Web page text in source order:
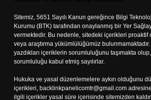
Sitemiz, 5651 Sayılı Kanun gereğince Bilgi
Kurumu (BTK) tarafından onaylanmış bir Yer
vermektedir. Bu nedenle, sitedeki içerikleri proaktif
veya araştırma yükümlülüğümüz
yazdıkları içeriklerin sorumluluğunu taşımakta
sorumluluğu kabul etmiş sayılırlar.
Hukuka ve yasal düzenlemelere aykırı olduğunu
içerikleri, backlinkpanelicomtr@gmail.com
ilgili içerikler yasal süre içerisinde sitemizden